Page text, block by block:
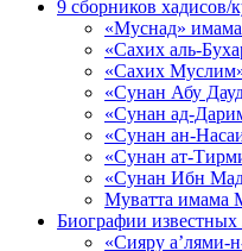
9 сборников хадисов/
«Муснад»
«Сахих аль-
«Сахих
«Сунан Абу
«Сунан ад-
«Сунан ан-
«Сунан ат-
«Сунан Ибн
Муватта имама
Биографии
«Сияру а’лями-